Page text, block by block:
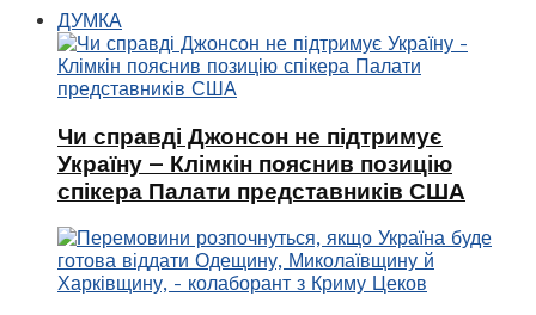
ДУМКА
Чи справді Джонсон не підтримує
Україну – Клімкін пояснив позицію
спікера Палати представників США